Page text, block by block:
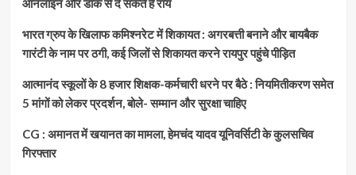
भारत ग्रुप के खिलाफ कमिश्नरेट में शिकायत : अगरबत्ती बनाने और बायबैक
गारंटी के नाम पर ठगी, कई जिलों से शिकायत करने रायपुर पहुंचे पीड़ित
आत्मानंद स्कूलों के 8 हजार शिक्षक-कर्मचारी धरने पर बैठे : नियमितीकरण समेत
5 मांगों को लेकर प्रदर्शन, बोले- सम्मान और सुरक्षा चाहिए
CG : अमानत में खयानत का मामला, हेमचंद यादव यूनिवर्सिटी के कुलसचिव
गिरफ्तार